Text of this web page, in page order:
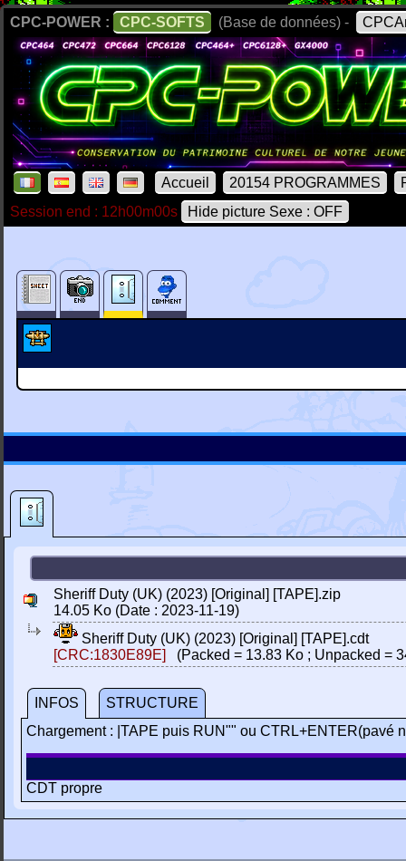
CPC-POWER : CPC-SOFTS (Base de données) -
Accueil 20154 PROGRAMMES
Session end : 12h00m00s
Hide picture Sexe : OFF
Sheriff Duty (UK) (2023) [Original] [TAPE].zip
14.05 Ko (Date : 2023-11-19)
Sheriff Duty (UK) (2023) [Original] [TAPE].cdt
[CRC:1830E89E]
(Packed = 13.83 Ko ; Unpacked =
INFOS
STRUCTURE
Chargement : |TAPE puis RUN"" ou CTRL+ENTER(pavé
CDT propre